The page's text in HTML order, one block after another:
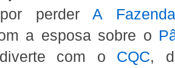
perder A Fazenda
a esposa sobre o
com o CQC,